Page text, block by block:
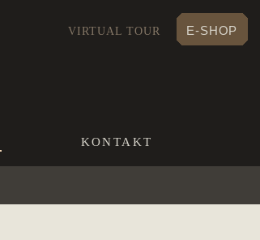
VIRTUAL TOUR E-SHOP
KONTAKT